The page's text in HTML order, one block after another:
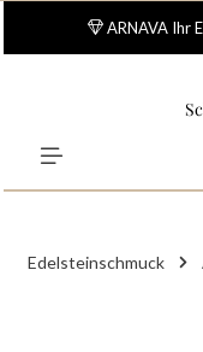
Zum HauptinhaltARNAVA Ihr
Edelsteinschmuck